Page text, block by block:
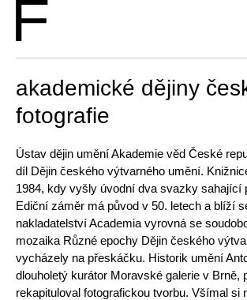
akademické dějiny
fotografie
Ústav dějin umění Akademie věd České
díl Dějin českého výtvarného umění.
1984, kdy vyšly úvodní dva svazky sahající
Ediční záměr má původ v 50. letech a blíží
nakladatelství Academia vyrovná se
mozaika Různé epochy Dějin českého
vycházely na přeskáčku. Historik umění
dlouholetý kurátor Moravské galerie v Brně,
rekapituloval fotografickou tvorbu. Všímal si